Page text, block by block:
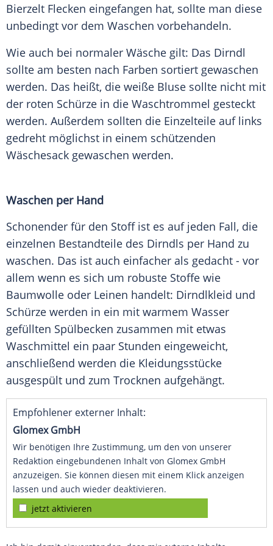
Bierzelt Flecken eingefangen hat, sollte man diese
unbedingt vor dem Waschen vorbehandeln.
Wie auch bei normaler Wäsche gilt: Das Dirndl
sollte am besten nach Farben sortiert gewaschen
werden. Das heißt, die weiße Bluse sollte nicht mit
der roten Schürze in die Waschtrommel gesteckt
werden. Außerdem sollten die Einzelteile auf links
gedreht möglichst in einem schützenden
Wäschesack gewaschen werden.
Waschen per Hand
Schonender für den Stoff ist es auf jeden Fall, die
einzelnen Bestandteile des Dirndls per Hand zu
waschen. Das ist auch einfacher als gedacht - vor
allem wenn es sich um robuste Stoffe wie
Baumwolle oder Leinen handelt: Dirndlkleid und
Schürze werden in ein mit warmem Wasser
gefüllten Spülbecken zusammen mit etwas
Waschmittel ein paar Stunden eingeweicht,
anschließend werden die Kleidungsstücke
ausgespült und zum Trocknen aufgehängt.
Empfohlener externer Inhalt:
Glomex GmbH
Wir benötigen Ihre Zustimmung, um den von unserer
Redaktion eingebundenen Inhalt von Glomex GmbH
anzuzeigen. Sie können diesen mit einem Klick anzeigen
lassen und auch wieder deaktivieren.
jetzt aktivieren